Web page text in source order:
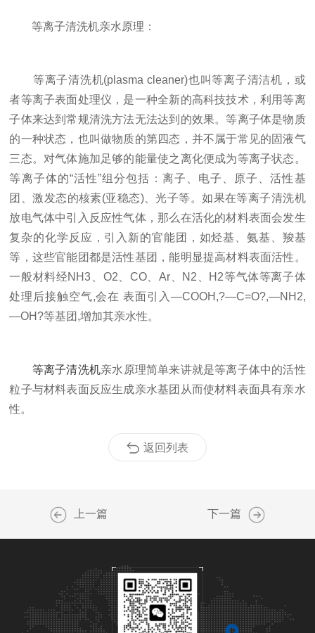
等离子清洗机亲水原理：
等离子清洗机(plasma cleaner)也叫等离子清洁机，或
者等离子表面处理仪，是一种全新的高科技技术，利用等离
子体来达到常规清洗方法无法达到的效果。等离子体是物质
的一种状态，也叫做物质的第四态，并不属于常见的固液气
三态。对气体施加足够的能量使之离化便成为等离子状态。
等离子体的“活性”组分包括：离子、电子、原子、活性基
团、激发态的核素(亚稳态)、光子等。如果在等离子清洗机
放电气体中引入反应性气体，那么在活化的材料表面会发生
复杂的化学反应，引入新的官能团，如烃基、氨基、羧基
等，这些官能团都是活性基团，能明显提高材料表面活性。
一般材料经NH3、O2、CO、Ar、N2、H2等气体等离子体
处理后接触空气,会在 表面引入—COOH,?—C=O?,—NH2,
—OH?等基团,增加其亲水性。
等离子清洗机亲水原理简单来讲就是等离子体中的活性
粒子与材料表面反应生成亲水基团从而使材料表面具有亲水
性。
返回列表
上一篇 下一篇